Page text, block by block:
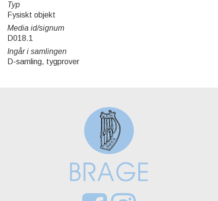
Typ
Fysiskt objekt
Media id/signum
D018.1
Ingår i samlingen
D-samling, tygprover